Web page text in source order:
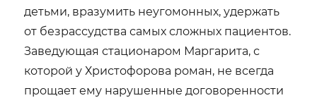
детьми, вразумить неугомонных, удержать
от безрассудства самых сложных пациентов.
Заведующая стационаром Маргарита, с
которой у Христофорова роман, не всегда
прощает ему нарушенные договоренности